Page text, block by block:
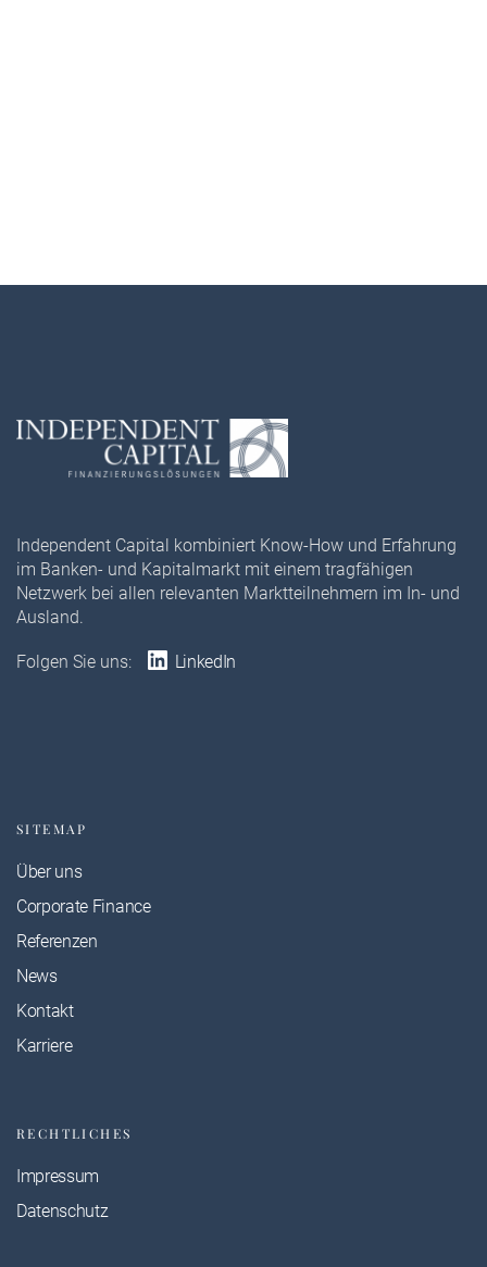
Independent Capital kombiniert Know-How und Erfahrung
im Banken- und Kapitalmarkt mit einem tragfähigen
Netzwerk bei allen relevanten Marktteilnehmern im In- und
Ausland.
Folgen Sie uns: LinkedIn
SITEMAP
Über uns
Corporate Finance
Referenzen
News
Kontakt
Karriere
RECHTLICHES
Impressum
Datenschutz